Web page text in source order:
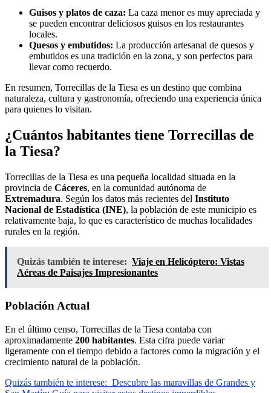
Guisos y platos de caza: La caza menor es muy apreciada y
se pueden encontrar deliciosos guisos en los restaurantes
locales.
Quesos y embutidos: La producción artesanal de quesos y
embutidos es una tradición en la zona, y son perfectos para
llevar como recuerdo.
En resumen, Torrecillas de la Tiesa es un destino que combina
naturaleza, cultura y gastronomía, ofreciendo una experiencia única
para quienes lo visitan.
¿Cuántos habitantes tiene Torrecillas de
la Tiesa?
Torrecillas de la Tiesa es una pequeña localidad situada en la
provincia de Cáceres, en la comunidad autónoma de
Extremadura. Según los datos más recientes del Instituto
Nacional de Estadística (INE), la población de este municipio es
relativamente baja, lo que es característico de muchas localidades
rurales en la región.
Quizás también te interese: Viaje en Helicóptero: Vistas
Aéreas de Paisajes Impresionantes
Población Actual
En el último censo, Torrecillas de la Tiesa contaba con
aproximadamente 200 habitantes. Esta cifra puede variar
ligeramente con el tiempo debido a factores como la migración y el
crecimiento natural de la población.
Quizás también te interese: Descubre las maravillas de Grandes y